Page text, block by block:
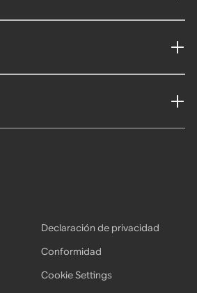
Declaración de privacidad
Conformidad
Cookie Settings